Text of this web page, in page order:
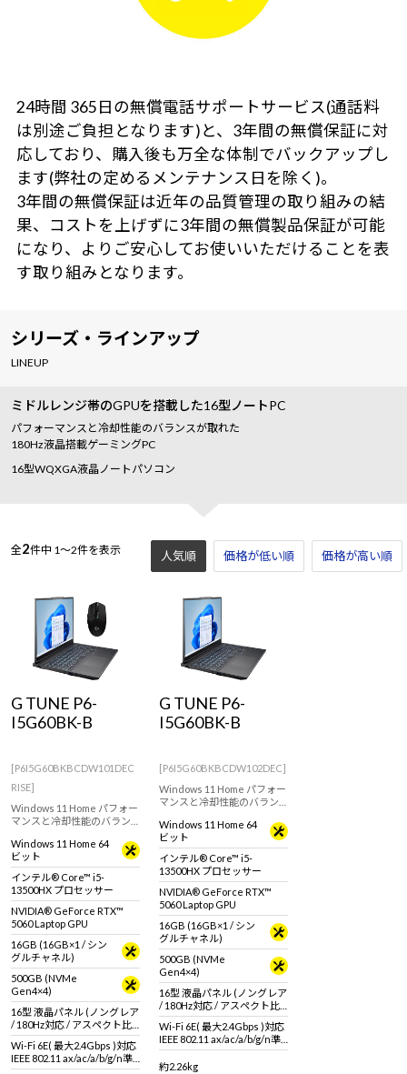
24時間 365日の無償電話サポートサービス(通話料
は別途ご負担となります)と、3年間の無償保証に対
応しており、購入後も万全な体制でバックアップし
ます(弊社の定めるメンテナンス日を除く)。
3年間の無償保証は近年の品質管理の取り組みの結
果、コストを上げずに3年間の無償製品保証が可能
になり、よりご安心してお使いいただけることを表
す取り組みとなります。
シリーズ・ラインアップ
LINEUP
ミドルレンジ帯のGPUを搭載した16型ノートPC
パフォーマンスと冷却性能のバランスが取れた
180Hz液晶搭載ゲーミングPC
16型WQXGA液晶ノートパソコン
全2件中 1～2件を表示 人気順 価格が低い順 価格が高い順
G TUNE P6-
I5G60BK-B
[P6I5G60BKBCDW101DEC
RISE]
Windows 11 Home パフォー
マンスと冷却性能のバラン
180Hz液晶搭載ゲーミングノ
ートPC！Logicool G304 付
属！
Windows 11 Home 64
ビット
インテル® Core™ i5-
13500HX プロセッサー
NVIDIA® GeForce RTX™
5060 Laptop GPU
16GB (16GB×1 / シン
グルチャネル)
500GB (NVMe
Gen4×4)
16型 液晶パネル (ノングレア
/ 180Hz対応 / アスペクト比
16:10)
Wi-Fi 6E( 最大2.4Gbps )対応
IEEE 802.11 ax/ac/a/b/g/n準
拠 ＋ Bluetooth 5内蔵
G TUNE P6-
I5G60BK-B
[P6I5G60BKBCDW102DEC]
Windows 11 Home パフォー
マンスと冷却性能のバラン
180Hz液晶搭載ゲーミングノ
ートPC！
Windows 11 Home 64
ビット
インテル® Core™ i5-
13500HX プロセッサー
NVIDIA® GeForce RTX™
5060 Laptop GPU
16GB (16GB×1 / シン
グルチャネル)
500GB (NVMe
Gen4×4)
16型 液晶パネル (ノングレア
/ 180Hz対応 / アスペクト比
16:10)
Wi-Fi 6E( 最大2.4Gbps )対応
IEEE 802.11 ax/ac/a/b/g/n準
拠 ＋ Bluetooth 5内蔵
約2.26kg